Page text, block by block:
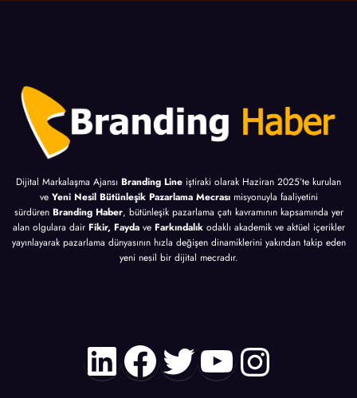
Dijital Markalaşma Ajansı Branding Line iştiraki olarak Haziran 2025’te kurulan
ve Yeni Nesil Bütünleşik Pazarlama Mecrası misyonuyla faaliyetini
sürdüren Branding Haber, bütünleşik pazarlama çatı kavramının kapsamında yer
alan olgulara dair Fikir, Fayda ve Farkındalık odaklı akademik ve aktüel içerikler
yayınlayarak pazarlama dünyasının hızla değişen dinamiklerini yakından takip eden
yeni nesil bir dijital mecradır.
LinkedIn
Facebook
Twitter
YouTube